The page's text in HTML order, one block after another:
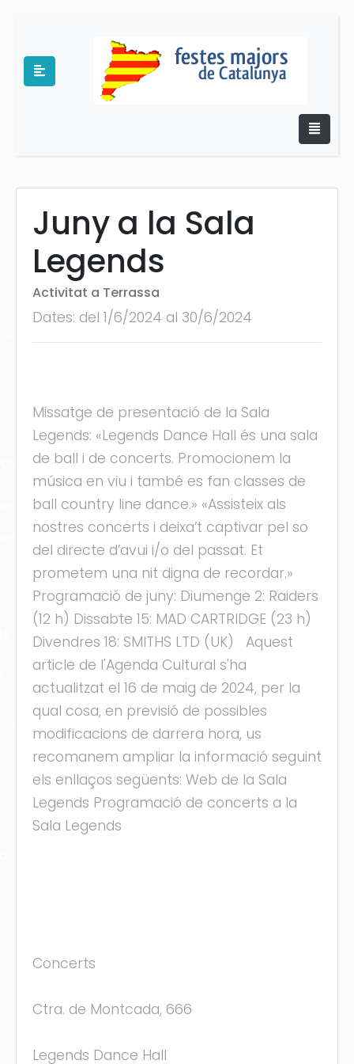
Juny a la Sala
Legends
Activitat a Terrassa
Dates: del 1/6/2024 al 30/6/2024
Missatge de presentació de la Sala
Legends: «Legends Dance Hall és una sala
de ball i de concerts. Promocionem la
música en viu i també es fan classes de
ball country line dance.» «Assisteix als
nostres concerts i deixa’t captivar pel so
del directe d’avui i/o del passat. Et
prometem una nit digna de recordar.»
Programació de juny: Diumenge 2: Raiders
(12 h) Dissabte 15: MAD CARTRIDGE (23 h)
Divendres 18: SMITHS LTD (UK) Aquest
article de l'Agenda Cultural s'ha
actualitzat el 16 de maig de 2024, per la
qual cosa, en previsió de possibles
modificacions de darrera hora, us
recomanem ampliar la informació seguint
els enllaços següents: Web de la Sala
Legends Programació de concerts a la
Sala Legends
Concerts
Ctra. de Montcada, 666
Legends Dance Hall